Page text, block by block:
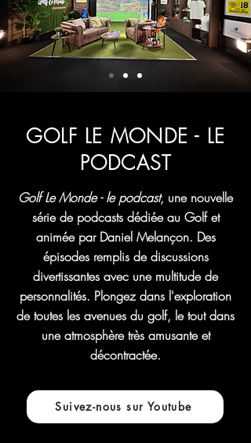
GOLF LE MONDE - LE
PODCAST
Golf Le Monde - le podcast, une nouvelle
série de podcasts dédiée au Golf et
animée par Daniel Melançon. Des
épisodes remplis de discussions
divertissantes avec une multitude de
personnalités. Plongez dans l'exploration
de toutes les avenues du golf, le tout dans
une atmosphère très amusante et
décontractée.
Suivez-nous sur Youtube